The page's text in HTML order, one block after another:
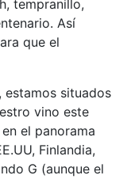
tempranillo,
Así
que el
estamos situados
vino este
el panorama
Finlandia,
G (aunque el